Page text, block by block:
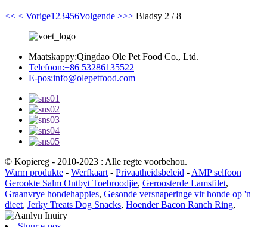
<< < Vorige1 23456Volgende >>> Bladsy 2 / 8
Maatskappy:Qingdao Ole Pet Food Co., Ltd.
Telefoon:+86 53286135522
E-pos:info@olepetfood.com
© Kopiereg - 2010-2023 : Alle regte voorbehou.
Warm produkte - Werfkaart - Privaatheidsbeleid - AMP selfoon
Gerookte Salm Ontbyt Toebroodjie, Geroosterde Lamsfilet,
Graanvrye hondehappies, Gesonde versnaperinge vir honde op 'n
dieet, Jerky Treats Dog Snacks, Hoender Bacon Ranch Ring,